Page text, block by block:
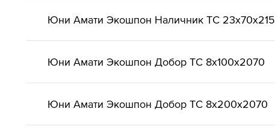
Юни Амати Экошпон Наличник ТС
Юни Амати Экошпон Добор ТС 8x100x2070
Юни Амати Экошпон Добор ТС 8x200x2070